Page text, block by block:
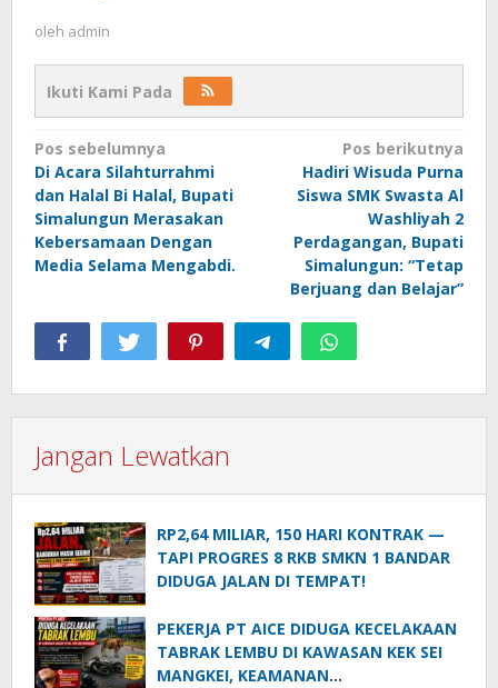
oleh admin
Ikuti Kami Pada
Navigasi
pos
Pos sebelumnya
Di Acara Silahturrahmi
dan Halal Bi Halal, Bupati
Simalungun Merasakan
Kebersamaan Dengan
Media Selama Mengabdi.
Pos berikutnya
Hadiri Wisuda Purna
Siswa SMK Swasta Al
Washliyah 2
Perdagangan, Bupati
Simalungun: “Tetap
Berjuang dan Belajar”
Jangan Lewatkan
RP2,64 MILIAR, 150 HARI KONTRAK —
TAPI PROGRES 8 RKB SMKN 1 BANDAR
DIDUGA JALAN DI TEMPAT!
PEKERJA PT AICE DIDUGA KECELAKAAN
TABRAK LEMBU DI KAWASAN KEK SEI
MANGKEI, KEAMANAN